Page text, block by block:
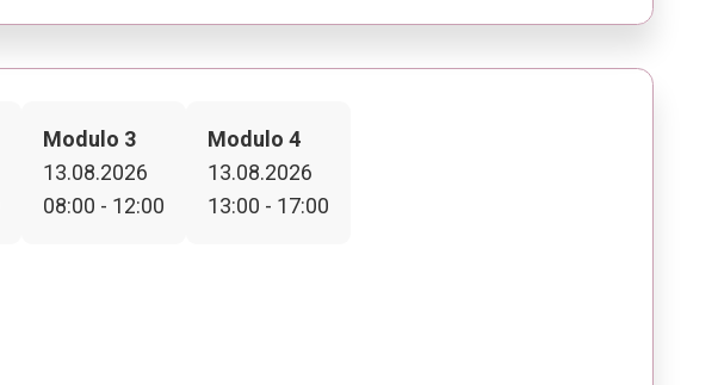
Modulo 3
13.08.2026
08:00 - 12:00
Modulo 4
13.08.2026
13:00 - 17:00